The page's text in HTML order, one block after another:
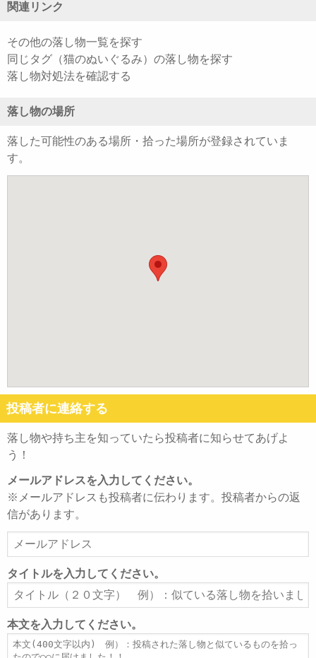
関連リンク
その他の落し物一覧を探す
同じタグ（猫のぬいぐるみ）の落し物を探す
落し物対処法を確認する
落し物の場所
落した可能性のある場所・拾った場所が登録されていま
す。
投稿者に連絡する
落し物や持ち主を知っていたら投稿者に知らせてあげよ
う！
メールアドレスを入力してください。
※メールアドレスも投稿者に伝わります。投稿者からの返
信があります。
ー
ル
ア
ド
レ
ス
タイトルを入力してください。
タ
イ
ト
ル
本文を入力してください。
本